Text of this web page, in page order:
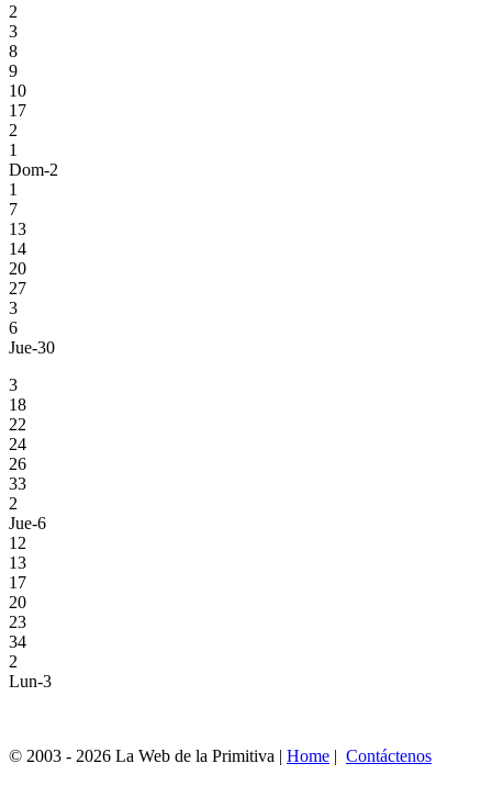
2
3
8
9
10
17
2
1
Dom-2
1
7
13
14
20
27
3
6
Jue-30
3
18
22
24
26
33
2
Jue-6
12
13
17
20
23
34
2
Lun-3
© 2003 - 2026 La Web de la Primitiva | Home | Contáctenos